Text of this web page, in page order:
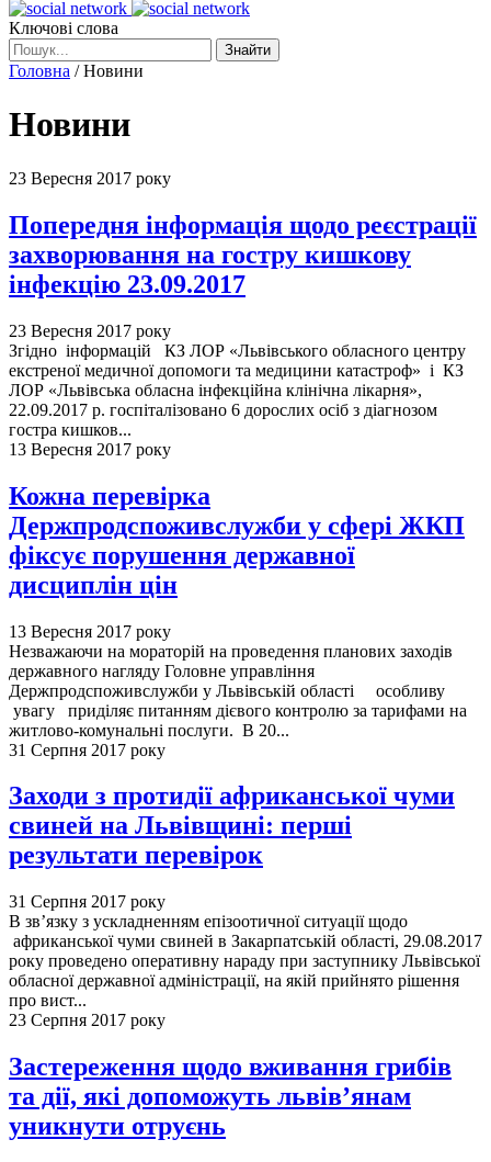
Ключові слова
Знайти
Головна /Новини
Новини
23 Вересня 2017 року
Попередня інформація щодо реєстрації
захворювання на гостру кишкову
інфекцію 23.09.2017
23 Вересня 2017 року
Згідно інформацій КЗ ЛОР «Львівського обласного центру
екстреної медичної допомоги та медицини катастроф» і КЗ
ЛОР «Львівська обласна інфекційна клінічна лікарня»,
22.09.2017 р. госпіталізовано 6 дорослих осіб з діагнозом
гостра кишков...
13 Вересня 2017 року
Кожна перевірка
Держпродспоживслужби у сфері ЖКП
фіксує порушення державної
дисциплін цін
13 Вересня 2017 року
Незважаючи на мораторій на проведення планових заходів
державного нагляду Головне управління
Держпродспоживслужби у Львівській області особливу
увагу приділяє питанням дієвого контролю за тарифами на
житлово-комунальні послуги. В 20...
31 Серпня 2017 року
Заходи з протидії африканської чуми
свиней на Львівщині: перші
результати перевірок
31 Серпня 2017 року
В зв’язку з ускладненням епізоотичної ситуації щодо
африканської чуми свиней в Закарпатській області, 29.08.2017
року проведено оперативну нараду при заступнику Львівської
обласної державної адміністрації, на якій прийнято рішення
про вист...
23 Серпня 2017 року
Застереження щодо вживання грибів
та дії, які допоможуть львів’янам
уникнути отруєнь